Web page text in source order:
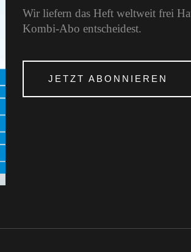
Wir liefern das Heft weltweit frei
Kombi-Abo entscheidest.
JETZT ABONNIEREN